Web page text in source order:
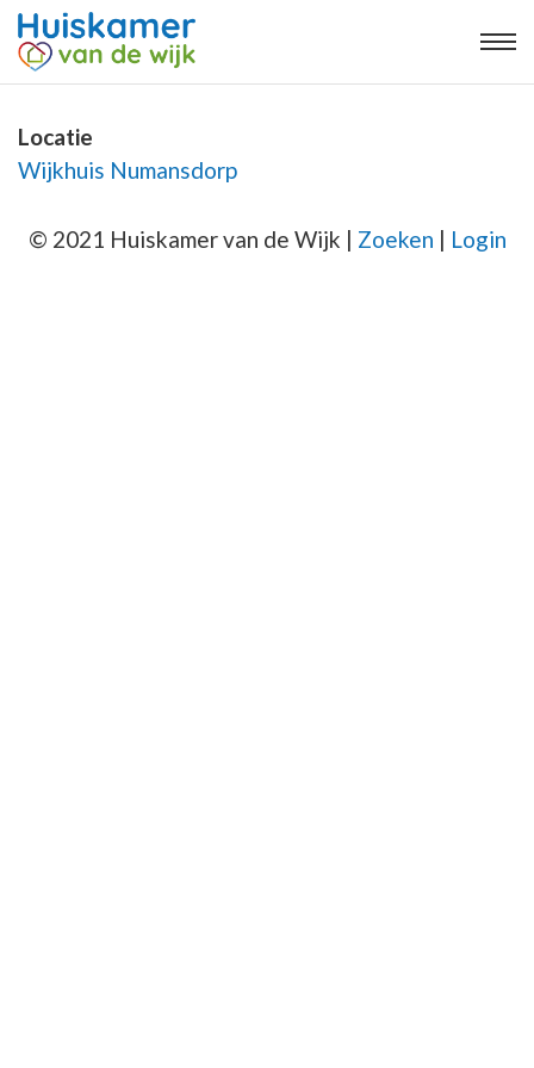
Locatie
Wijkhuis Numansdorp
© 2021 Huiskamer van de Wijk | Zoeken | Login